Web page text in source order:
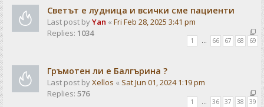
Светът е лудница и всички сме пациенти
Last post byYan « Fri Feb 28, 2025 3:41 pm
Replies: 1034
1 … 66 67 68 69
Гръмотен ли е Балгърина ?
Last post byXellos « Sat Jun 01, 2024 1:19 pm
Replies: 576
1 36 37 38 39